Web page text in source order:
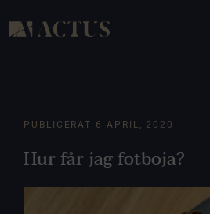
PUBLICERAT 6 APRIL, 2020
Hur får jag fotboja?